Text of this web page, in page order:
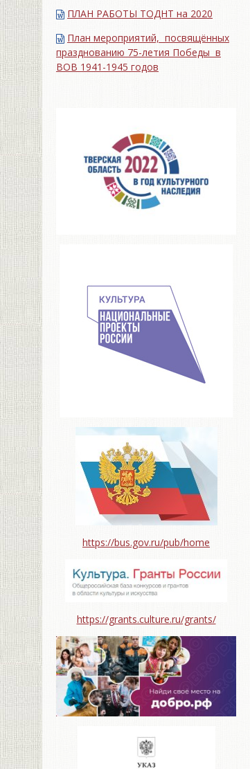
ПЛАН РАБОТЫ ТОДНТ на 2020
План мероприятий, посвящённых
празднованию 75-летия Победы в
ВОВ 1941-1945 годов
https://bus.gov.ru/pub/home
https://grants.culture.ru/grants/